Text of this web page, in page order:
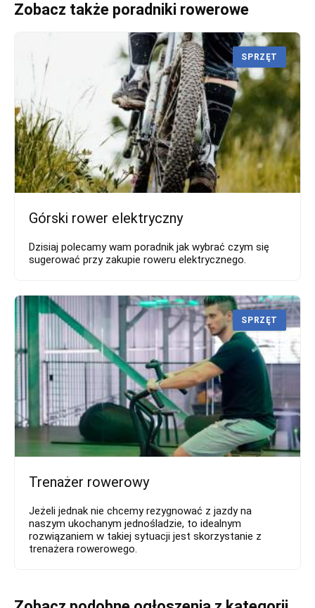
Zobacz także poradniki rowerowe
Górski rower elektryczny
Dzisiaj polecamy wam poradnik jak wybrać czym się
sugerować przy zakupie roweru elektrycznego.
SPRZĘT
Trenażer rowerowy
Jeżeli jednak nie chcemy rezygnować z jazdy na
naszym ukochanym jednośladzie, to idealnym
rozwiązaniem w takiej sytuacji jest skorzystanie z
trenażera rowerowego.
SPRZĘT